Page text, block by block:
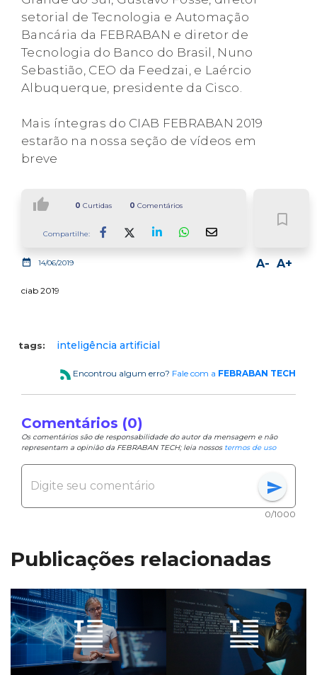
setorial de Tecnologia e Automação
Bancária da FEBRABAN e diretor de
Tecnologia do Banco do Brasil, Nuno
Sebastião, CEO da Feedzai, e Laércio
Albuquerque, presidente da Cisco.
Mais íntegras do CIAB FEBRABAN 2019
estarão na nossa seção de vídeos em
breve
thumb_up 0 Curtidas 0 Comentários
Compartilhe:
bookmark_border
date_range 14/06/2019 A+
A-
ciab 2019
tags: inteligência artificial
Encontrou algum erro? Fale com a FEBRABAN TECH
Comentários (0)
Os comentários são de responsabilidade do autor da mensagem e não
representam a opinião da FEBRABAN TECH; leia nossos termos de uso
send
0/1000
Publicações relacionadas